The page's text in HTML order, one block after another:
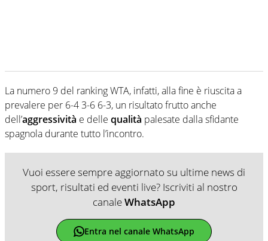
La numero 9 del ranking WTA, infatti, alla fine è riuscita a
prevalere per 6-4 3-6 6-3, un risultato frutto anche
dell’aggressività e delle qualità palesate dalla sfidante
spagnola durante tutto l’incontro.
Vuoi essere sempre aggiornato su ultime news di
sport, risultati ed eventi live? Iscriviti al nostro
canaleWhatsApp
Entra nel canale WhatsApp